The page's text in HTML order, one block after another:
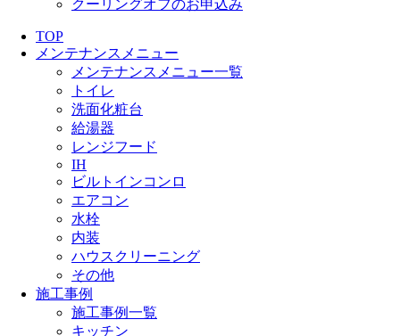
クーリングオフのお申込み
TOP
メンテナンスメニュー
メンテナンスメニュー一覧
トイレ
洗面化粧台
給湯器
レンジフード
IH
ビルトインコンロ
エアコン
水栓
内装
ハウスクリーニング
その他
施工事例
施工事例一覧
キッチン